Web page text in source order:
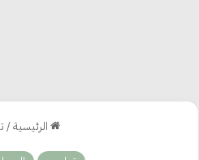
الرئيسية/